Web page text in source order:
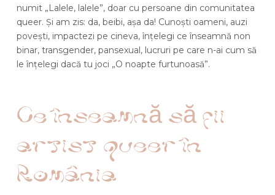
numit „Lalele, lalele”, doar cu persoane din comunitatea
queer. Și am zis: da, beibi, așa da! Cunoști oameni, auzi
povești, impactezi pe cineva, înțelegi ce înseamnă non
binar, transgender, pansexual, lucruri pe care n-ai cum să
le înțelegi dacă tu joci „O noapte furtunoasă”.
Ce înseamnă să fii
artist queer în
România